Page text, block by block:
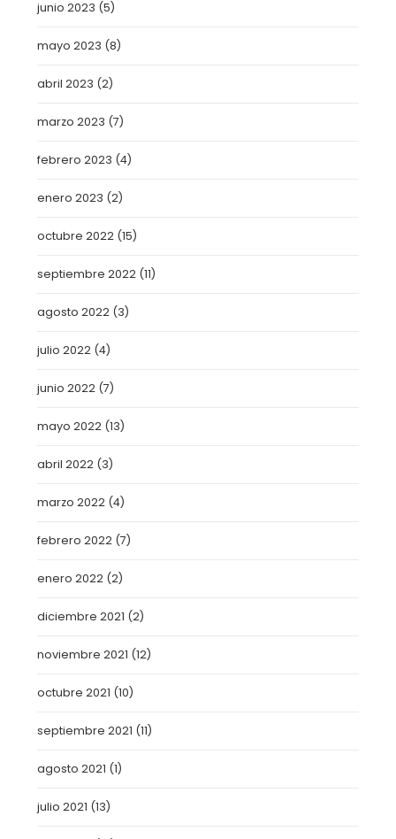
junio 2023 (5)
mayo 2023 (8)
abril 2023 (2)
marzo 2023 (7)
febrero 2023 (4)
enero 2023 (2)
octubre 2022 (15)
septiembre 2022 (11)
agosto 2022 (3)
julio 2022 (4)
junio 2022 (7)
mayo 2022 (13)
abril 2022 (3)
marzo 2022 (4)
febrero 2022 (7)
enero 2022 (2)
diciembre 2021 (2)
noviembre 2021 (12)
octubre 2021 (10)
septiembre 2021 (11)
agosto 2021 (1)
julio 2021 (13)